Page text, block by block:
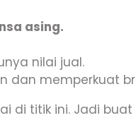
asing.
nilai jual.
dan memperkuat
di titik ini. Jadi